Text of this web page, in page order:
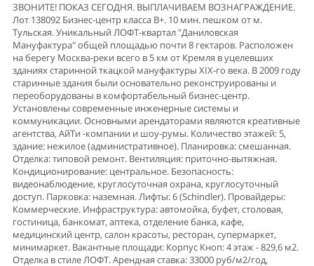
ЗВОНИТЕ! ПОКАЗ СЕГОДНЯ. ВЫПЛАЧИВАЕМ ВОЗНАГРАЖДЕНИЕ.
Лот 138092 Бизнес-центр класса B+. 10 мин. пешком от м.
Тульская. Уникальный ЛОФТ-квартал "Даниловская
Мануфактура" общей площадью почти 8 гектаров. Расположен
на берегу Москва-реки всего в 5 км от Кремля в уцелевших
зданиях старинной ткацкой мануфактуры XIX-го века. В 2009 году
старинные здания были основательно реконструированы и
переоборудованы в комфортабельный бизнес-центр.
Установлены современные инженерные системы и
коммуникации. Основными арендаторами являются креативные
агентства, АйТи -компании и шоу-румы. Количество этажей: 5,
здание: нежилое (административное). Планировка: смешанная.
Отделка: типовой ремонт. Вентиляция: приточно-вытяжная.
Кондиционирование: центральное. Безопасность:
видеонаблюдение, круглосуточная охрана, круглосуточный
доступ. Парковка: наземная. Лифты: 6 (Schindler). Провайдеры:
Коммерческие. Инфраструктура: автомойка, буфет, столовая,
гостиница, банкомат, аптека, отделение банка, кафе,
медицинский центр, салон красоты, ресторан, супермаркет,
минимаркет. Вакантные площади: Корпус Кноп: 4 этаж - 829,6 м2.
Отделка в стиле ЛОФТ. Арендная ставка: 33000 руб/м2/год,